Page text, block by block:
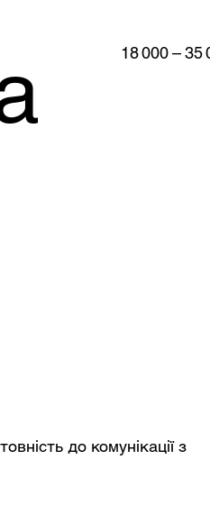
18 000 – 35
до комунікації з